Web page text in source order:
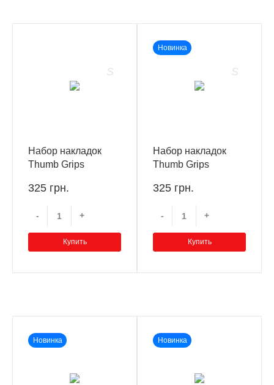
Набор накладок
Thumb Grips
2 LIGHTFALL
325 грн.
- +
Купить
Новинка
Набор накладок
Thumb Grips
IV Performance
325 грн.
- +
Купить
Новинка Новинка